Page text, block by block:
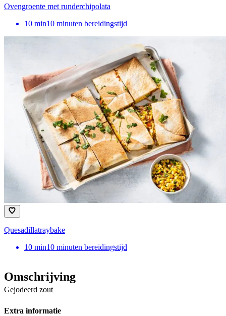
Ovengroente met runderchipolata
10 min10 minuten bereidingstijd
Quesadillatraybake
10 min10 minuten bereidingstijd
Omschrijving
Gejodeerd zout
Extra informatie